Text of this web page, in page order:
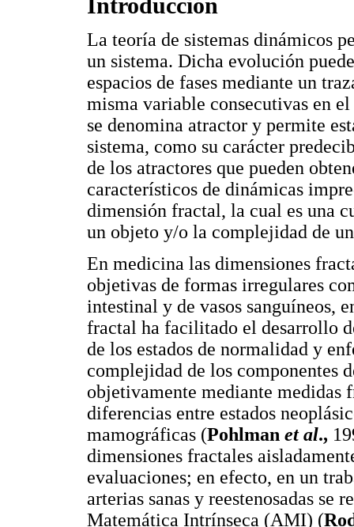
La teoría de sistemas dinámicos
un sistema. Dicha evolución
espacios de fases mediante un
misma variable consecutivas en
se denomina atractor y permite
sistema, como su carácter
de los atractores que pueden
característicos de dinámicas
dimensión fractal, la cual es una
un objeto y/o la complejidad de
En medicina las dimensiones
objetivas de formas irregulares
intestinal y de vasos sanguíneos,
fractal ha facilitado el desarrollo
de los estados de normalidad y
complejidad de los componentes
objetivamente mediante medidas
diferencias entre estados
mamográficas (Pohlman et al.,
dimensiones fractales
evaluaciones; en efecto, en un
arterias sanas y reestenosadas
Matemática Intrínseca (AMI) (